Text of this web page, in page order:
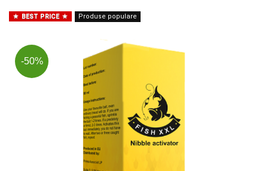
BEST PRICE Produse populare
-50%